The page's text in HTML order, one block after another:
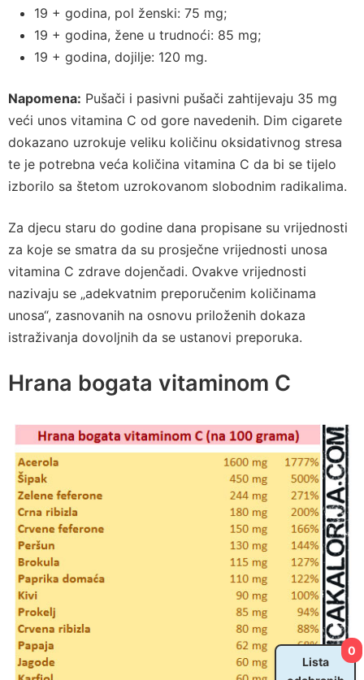
19 + godina, pol ženski: 75 mg;
19 + godina, žene u trudnoći: 85 mg;
19 + godina, dojilje: 120 mg.
Napomena: Pušači i pasivni pušači zahtijevaju 35 mg
veći unos vitamina C od gore navedenih. Dim cigarete
dokazano uzrokuje veliku količinu oksidativnog stresa
te je potrebna veća količina vitamina C da bi se tijelo
izborilo sa štetom uzrokovanom slobodnim radikalima.
Za djecu staru do godine dana propisane su vrijednosti
za koje se smatra da su prosječne vrijednosti unosa
vitamina C zdrave dojenčadi. Ovakve vrijednosti
nazivaju se „adekvatnim preporučenim količinama
unosa“, zasnovanih na osnovu priloženih dokaza
istraživanja dovoljnih da se ustanovi preporuka.
Hrana bogata vitaminom C
0
Lista